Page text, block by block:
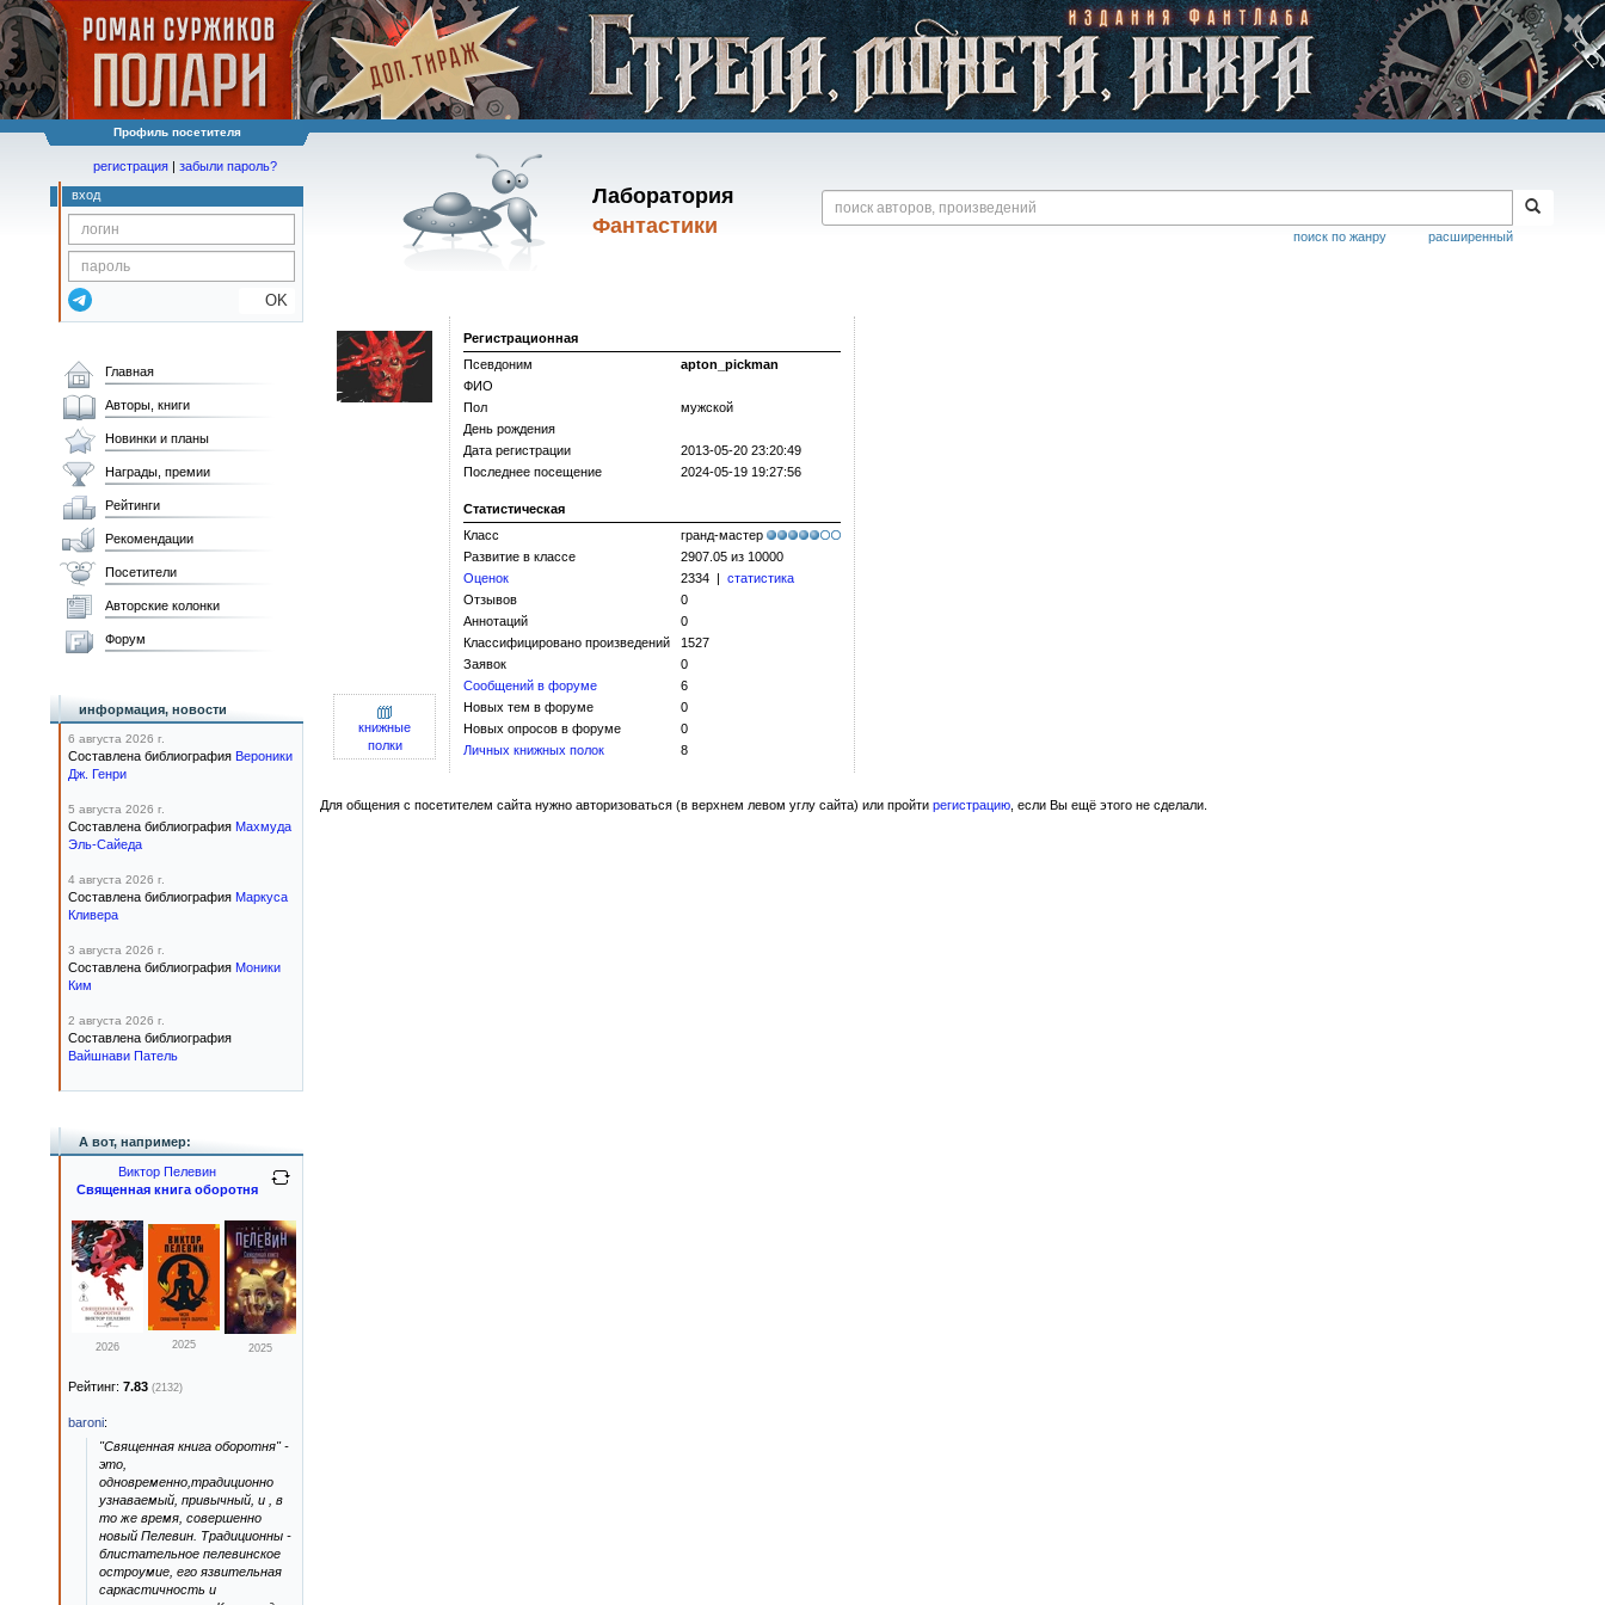
Профиль посетителя
Лаборатория
Фантастики
расширенный
поиск по жанру
регистрация | забыли пароль?
вход
OK
Регистрационная
Псевдоним
apton_pickman
ФИО
Пол
мужской
День рождения
Дата регистрации
2013-05-20 23:20:49
Последнее посещение
2024-05-19 19:27:56
Статистическая
Класс
гранд-мастер
Развитие в классе
2907.05 из 10000
Оценок
2334 | статистика
Отзывов
0
Аннотаций
0
Классифицировано произведений
1527
Заявок
0
Сообщений в форуме
6
Новых тем в форуме
0
Новых опросов в форуме
0
Личных книжных полок
8
книжные
полки
Для общения с посетителем сайта нужно авторизоваться (в верхнем левом углу сайта) или пройти регистрацию , если Вы ещё этого не сделали.
Главная
Авторы, книги
Новинки и планы
Награды, премии
Рейтинги
Рекомендации
Посетители
Авторские колонки
Форум
информация, новости
6 августа 2026 г.
Составлена библиография Вероники
Дж. Генри
5 августа 2026 г.
Составлена библиография Махмуда
Эль-Сайеда
4 августа 2026 г.
Составлена библиография Маркуса
Кливера
3 августа 2026 г.
Составлена библиография Моники
Ким
2 августа 2026 г.
Составлена библиография
Вайшнави Патель
А вот, например:
Виктор Пелевин
Священная книга оборотня
2026 2025 2025
Рейтинг: 7.83 (2132)
baroni:
"Священная книга оборотня" -
это,
одновременно,традиционно
узнаваемый, привычный, и , в
то же время, совершенно
новый Пелевин. Традиционны -
блистательное пелевинское
остроумие, его язвительная
саркастичность и